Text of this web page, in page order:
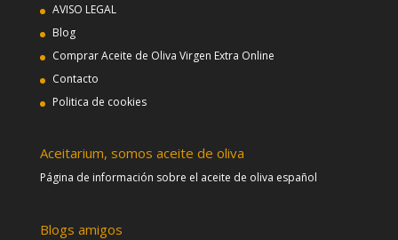
AVISO LEGAL
Blog
Comprar Aceite de Oliva Virgen Extra Online
Contacto
Politica de cookies
Aceitarium, somos aceite de oliva
Página de información sobre el aceite de oliva español
Blogs amigos